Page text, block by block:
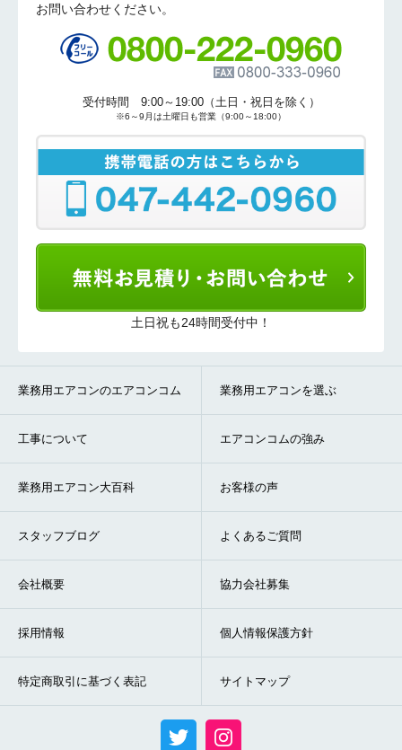
お問い合わせください。
受付時間 9:00～19:00（土日・祝日を除く）
※6～9月は土曜日も営業（9:00～18:00）
土日祝も24時間受付中！
(ご選択ください)
メール
送信する
業務用エアコンのエアコンコム 業務用エアコンを選ぶ
工事について エアコンコムの強み
業務用エアコン大百科 お客様の声
スタッフブログ よくあるご質問
会社概要 協力会社募集
採用情報 個人情報保護方針
特定商取引に基づく表記 サイトマップ